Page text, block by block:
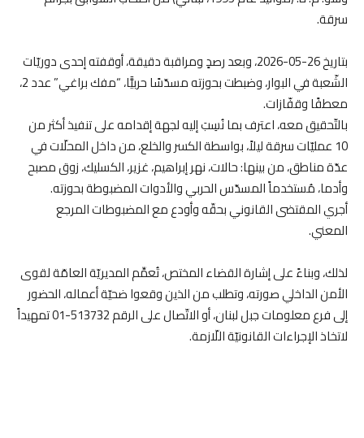
سرقة.
بتاريخ 26-05-2026، وبعد رصدٍ ومراقبة دقيقة، أوقفته إحدى دوريّات
الشّعبة في البوار، وضبطت بحوزته مسدّسًا حربيًّا، “مفك براغي” عدد 2،
معطفًا وقفّازات.
بالتّحقيق معه، اعترف بما نُسِبَ إليه لجهة إقدامه على تنفيذ أكثر من
10 عمليّات سرقة ليلاً، بواسطة الكسر والخلع، من داخل المحلّات في
عدّة مناطق، من بينها: حالات، نهر إبراهيم، غزير، الكسليك، زوق مصبح
وأدما، مُستخدماً المسدّس الحربي والأدوات المضبوطة بحوزته.
أجري المقتضى القانوني بحقّه وأودع مع المضبوطات المرجع
المعني.
لذلك، وبناءً على إشارة القضاء المختص، تُعمِّم المديريّة العامّة لقوى
الأمن الداخلي صورته، وتطلب من الذين وقعوا ضحيّة أعماله، الحضور
إلى فرع معلومات جبل لبنان، أو الاتّصال على الرقم 513732-01 تمهيداً
لاتخاذ الإجراءات القانونيّة اللّازمة.